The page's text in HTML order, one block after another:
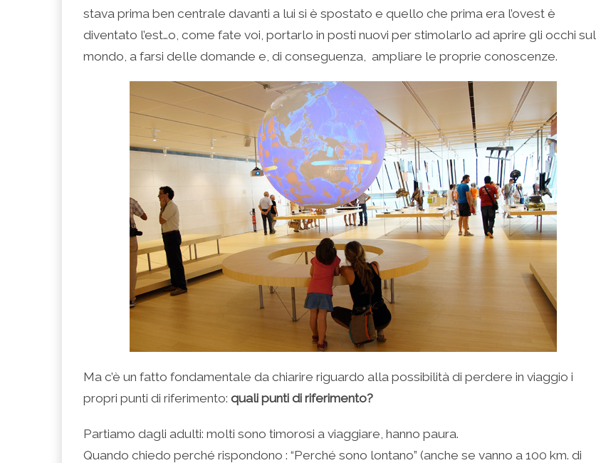
stava prima ben centrale davanti a lui si è spostato e quello che prima era l’ovest è
diventato l’est…o, come fate voi, portarlo in posti nuovi per stimolarlo ad aprire gli occhi sul
mondo, a farsi delle domande e, di conseguenza, ampliare le proprie conoscenze.
Ma c’è un fatto fondamentale da chiarire riguardo alla possibilità di perdere in viaggio i
propri punti di riferimento: quali punti di riferimento?
Partiamo dagli adulti: molti sono timorosi a viaggiare, hanno paura.
Quando chiedo perché rispondono : “Perché sono lontano” (anche se vanno a 100 km. di